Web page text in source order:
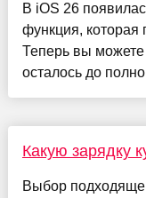
В iOS 26
функция, которая
Теперь вы можете
осталось до
Какую зарядку
Выбор